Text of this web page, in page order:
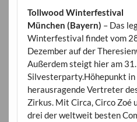
Tollwood Winterfestival
München (Bayern) – Das
Winterfestival findet vom
Dezember auf der
Außerdem steigt hier am
Silvesterparty.Höhepunkt in
herausragende Vertreter
Zirkus. Mit Circa, Circo Zoé
drei der weltweit besten